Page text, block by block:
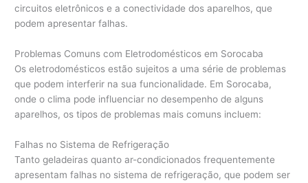
circuitos eletrônicos e a conectividade dos aparelhos, que
podem apresentar falhas.
Problemas Comuns com Eletrodomésticos em Sorocaba
Os eletrodomésticos estão sujeitos a uma série de problemas
que podem interferir na sua funcionalidade. Em Sorocaba,
onde o clima pode influenciar no desempenho de alguns
aparelhos, os tipos de problemas mais comuns incluem:
Falhas no Sistema de Refrigeração
Tanto geladeiras quanto ar-condicionados frequentemente
apresentam falhas no sistema de refrigeração, que podem ser